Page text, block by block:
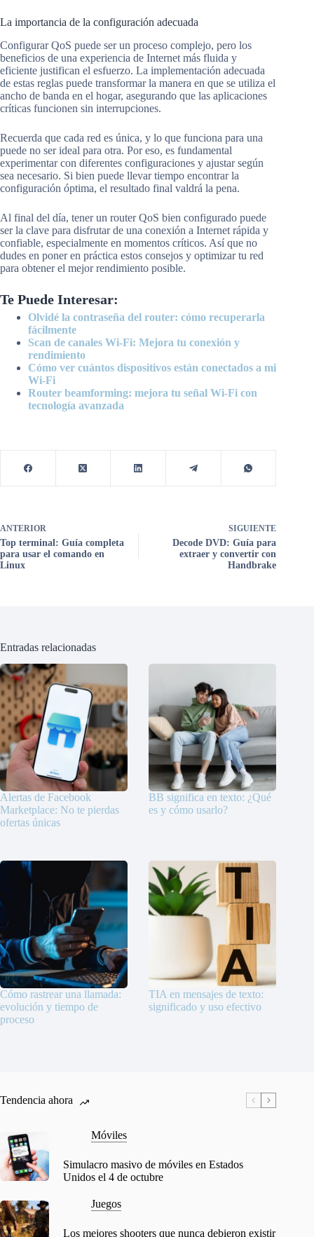
La importancia de la configuración adecuada
Configurar QoS puede ser un proceso complejo, pero los
beneficios de una experiencia de Internet más fluida y
eficiente justifican el esfuerzo. La implementación adecuada
de estas reglas puede transformar la manera en que se utiliza el
ancho de banda en el hogar, asegurando que las aplicaciones
críticas funcionen sin interrupciones.
Recuerda que cada red es única, y lo que funciona para una
puede no ser ideal para otra. Por eso, es fundamental
experimentar con diferentes configuraciones y ajustar según
sea necesario. Si bien puede llevar tiempo encontrar la
configuración óptima, el resultado final valdrá la pena.
Al final del día, tener un router QoS bien configurado puede
ser la clave para disfrutar de una conexión a Internet rápida y
confiable, especialmente en momentos críticos. Así que no
dudes en poner en práctica estos consejos y optimizar tu red
para obtener el mejor rendimiento posible.
Te Puede Interesar:
Olvidé la contraseña del router: cómo recuperarla
fácilmente
Scan de canales Wi-Fi: Mejora tu conexión y
rendimiento
Cómo ver cuántos dispositivos están conectados a mi
Wi-Fi
Router beamforming: mejora tu señal Wi-Fi con
tecnología avanzada
ANTERIOR
Top terminal: Guía completa
para usar el comando en
Linux
SIGUIENTE
Decode DVD: Guía para
extraer y convertir con
Handbrake
Entradas relacionadas
Alertas de Facebook
Marketplace: No te pierdas
ofertas únicas
BB significa en texto: ¿Qué
es y cómo usarlo?
Cómo rastrear una llamada:
evolución y tiempo de
proceso
TIA en mensajes de texto:
significado y uso efectivo
Tendencia ahora
Móviles
Simulacro masivo de móviles en Estados
Unidos el 4 de octubre
Juegos
Los mejores shooters que nunca debieron existir